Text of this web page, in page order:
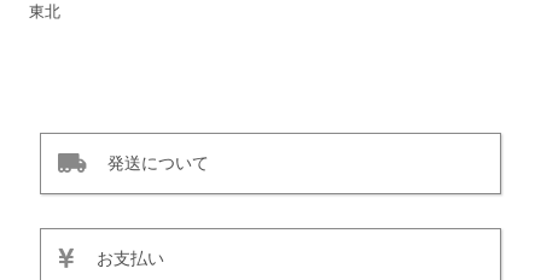
東北
発送について
お支払い